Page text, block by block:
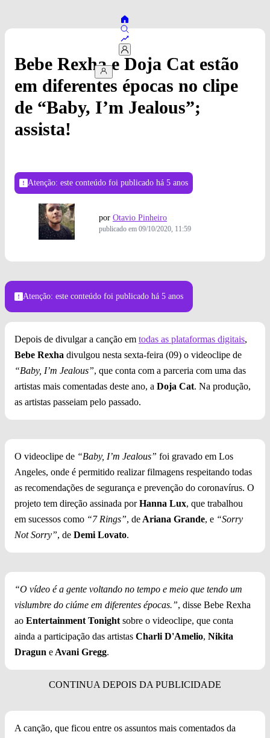
Bebe Rexha e Doja Cat estão
em diferentes épocas no clipe
de “Baby, I’m Jealous”;
assista!
Atenção: este conteúdo foi publicado há 5 anos
por Otavio Pinheiro
publicado em 09/10/2020, 11:59
Atenção: este conteúdo foi publicado há 5 anos
Depois de divulgar a canção em todas as plataformas digitais,
Bebe Rexha divulgou nesta sexta-feira (09) o videoclipe de
“Baby, I’m Jealous”, que conta com a parceria com uma das
artistas mais comentadas deste ano, a Doja Cat. Na produção,
as artistas passeiam pelo passado.
O videoclipe de “Baby, I’m Jealous” foi gravado em Los
Angeles, onde é permitido realizar filmagens respeitando todas
as recomendações de segurança e prevenção do coronavírus. O
projeto tem direção assinada porHanna Lux, que trabalhou
em sucessos como “7 Rings”, de Ariana Grande, e “Sorry
Not Sorry”, de Demi Lovato.
“O vídeo é a gente voltando no tempo e meio que tendo um
vislumbre do ciúme em diferentes épocas.”, disse Bebe Rexha
ao Entertainment Tonight sobre o videoclipe, que conta
ainda a participação das artistas Charli D'Amelio, Nikita
Dragun e Avani Gregg.
A canção, que ficou entre os assuntos mais comentados da